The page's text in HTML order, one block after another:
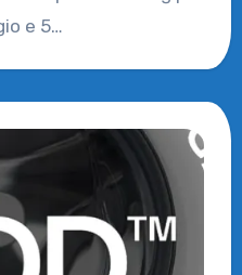
e 5…